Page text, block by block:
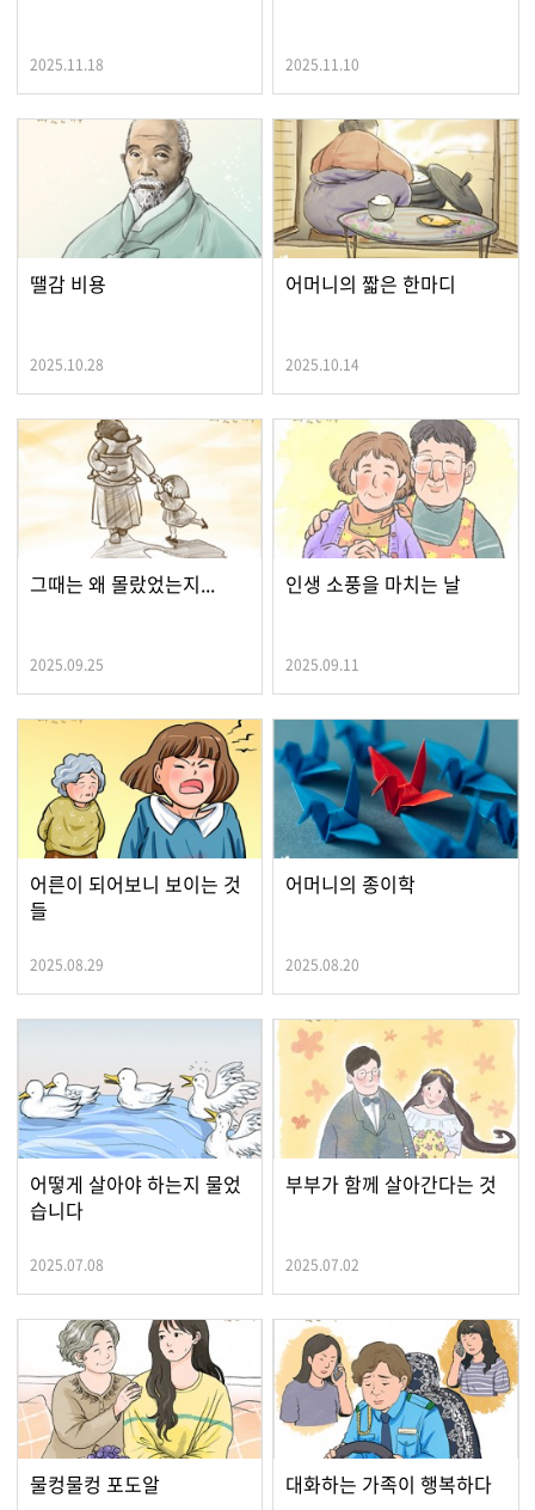
2025.11.18 2025.11.10
땔감 비용
2025.10.28
어머니의 짧은 한마디
2025.10.14
그때는 왜 몰랐었는지...
2025.09.25
인생 소풍을 마치는 날
2025.09.11
어른이 되어보니 보이는 것
들
2025.08.29
어머니의 종이학
2025.08.20
어떻게 살아야 하는지 물었
습니다
2025.07.08
부부가 함께 살아간다는 것
2025.07.02
물컹물컹 포도알 대화하는 가족이 행복하다